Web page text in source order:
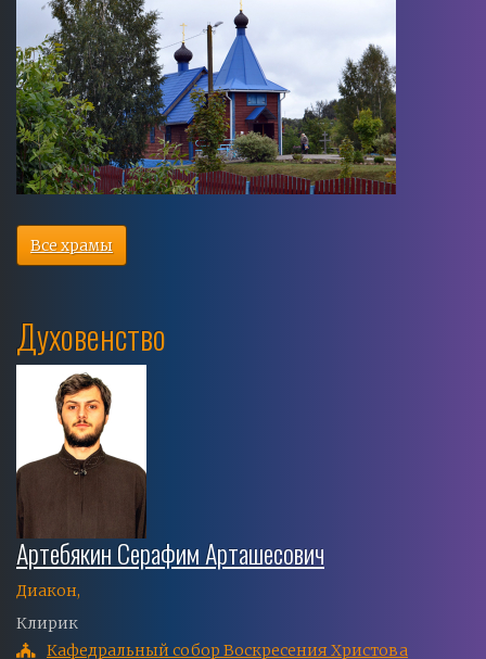
Все храмы
Духовенство
Артебякин Серафим Арташесович
Диакон,
Клирик
Кафедральный собор Воскресения Христова